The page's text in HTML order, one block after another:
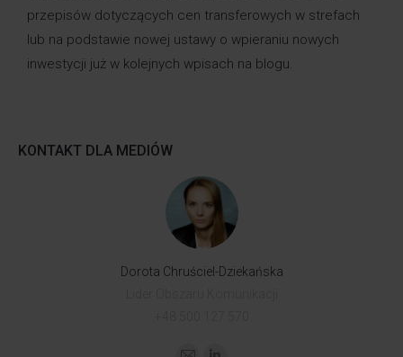
przepisów dotyczących cen transferowych w strefach
lub na podstawie nowej ustawy o wpieraniu nowych
inwestycji już w kolejnych wpisach na blogu.
KONTAKT DLA MEDIÓW
Dorota Chruściel-Dziekańska